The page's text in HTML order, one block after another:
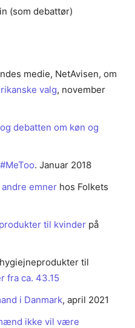
(som debattør)
medie, NetAvisen, om
valg, november
debatten om køn og
. Januar 2018
emner hos Folkets
til kvinder på
til
fra ca. 43.15
i Danmark, april 2021
ikke vil være